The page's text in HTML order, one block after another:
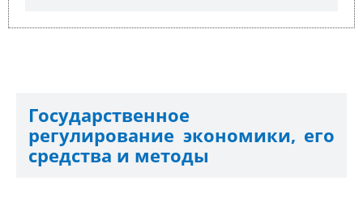
Государственное
регулирование экономики, его
средства и методы